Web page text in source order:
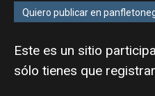
Quiero publicar en
Este es un sitio
sólo tienes que